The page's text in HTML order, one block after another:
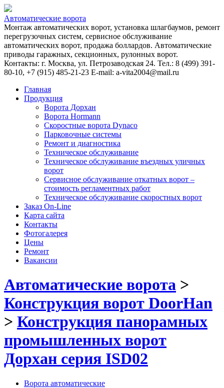
Автоматические ворота
Монтаж автоматических ворот, установка шлагбаумов, ремонт
перегрузочных систем, сервисное обслуживание
автоматических ворот, продажа боллардов. Автоматические
приводы гаражных, секционных, рулонных ворот.
Контакты: г. Москва, ул. Петрозаводская 24. Тел.: 8 (499) 391-
80-10, +7 (915) 485-21-23 E-mail: a-vita2004@mail.ru
Главная
Продукция
Ворота Дорхан
Ворота Hormann
Скоростные ворота Dynaco
Парковочные системы
Ремонт и диагностика
Техническое обслуживание
Техническое обслуживание въездных уличных
ворот
Сервисное обслуживание откатных ворот –
стоимость регламентных работ
Техническое обслуживание скоростных ворот
Заказ On-Line
Карта сайта
Контакты
Фотогалерея
Цены
Ремонт
Вакансии
Автоматические ворота >
Конструкция ворот DoorHan
> Конструкция панорамных
промышленных ворот
Дорхан серия ISD02
Ворота автоматические